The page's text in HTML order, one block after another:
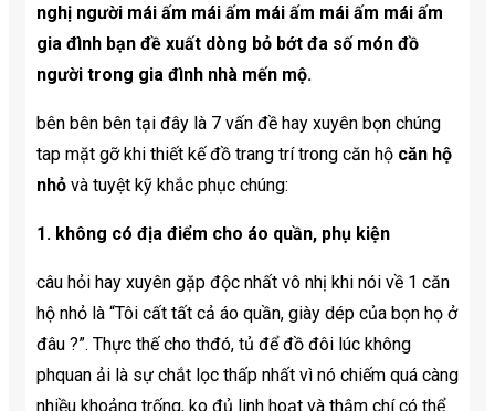
nghị người mái ấm mái ấm mái ấm mái ấm mái ấm
gia đình bạn đề xuất dòng bỏ bớt đa số món đồ
người trong gia đình nhà mến mộ.
bên bên bên tại đây là 7 vấn đề hay xuyên bọn chúng
tap mặt gỡ khi thiết kế đồ trang trí trong căn hộ căn hộ
nhỏ và tuyệt kỹ khắc phục chúng:
1. không có địa điểm cho áo quần, phụ kiện
câu hỏi hay xuyên gặp độc nhất vô nhị khi nói về 1 căn
hộ nhỏ là “Tôi cất tất cả áo quần, giày dép của bọn họ ở
đâu ?”. Thực thế cho thđó, tủ để đồ đôi lúc không
phquan ải là sự chắt lọc thấp nhất vì nó chiếm quá càng
nhiều khoảng trống, ko đủ linh hoạt và thậm chí có thể